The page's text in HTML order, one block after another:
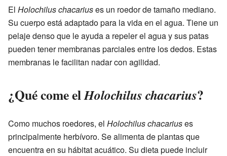
El Holochilus chacariuses un roedor de tamaño mediano.
Su cuerpo está adaptado para la vida en el agua. Tiene un
pelaje denso que le ayuda a repeler el agua y sus patas
pueden tener membranas parciales entre los dedos. Estas
membranas le facilitan nadar con agilidad.
¿Qué come elHolochilus chacarius?
Como muchos roedores, el Holochilus chacariuses
principalmente herbívoro. Se alimenta de plantas que
encuentra en su hábitat acuático. Su dieta puede incluir